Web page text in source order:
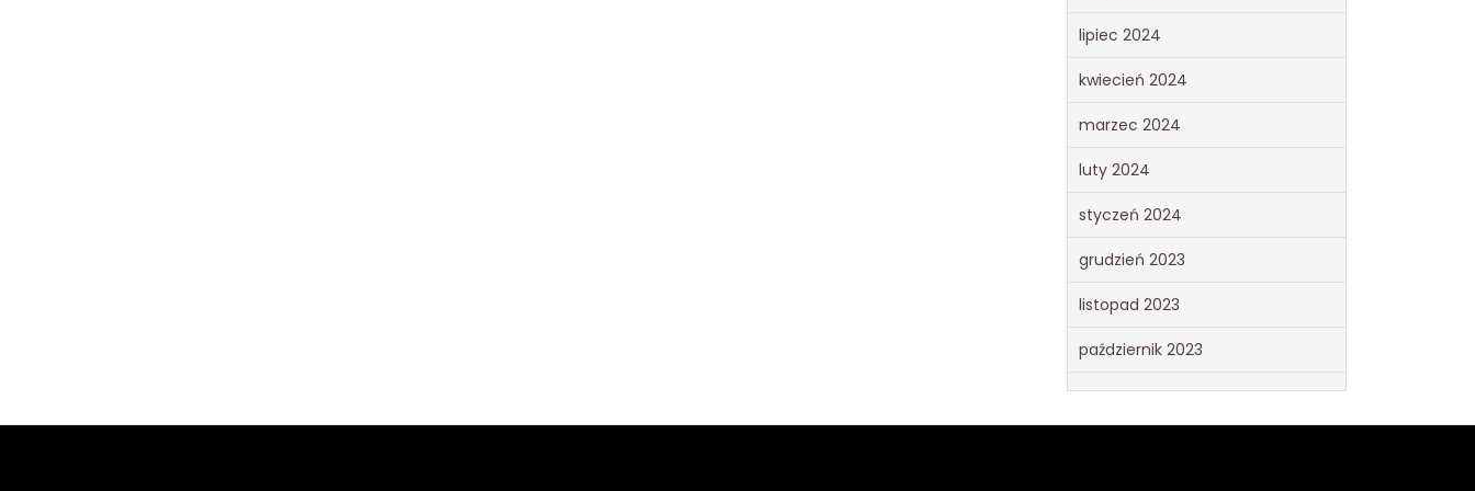
lipiec 2024
kwiecień 2024
marzec 2024
luty 2024
styczeń 2024
grudzień 2023
listopad 2023
październik 2023